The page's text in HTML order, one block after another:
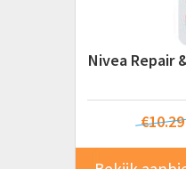
Nivea Repair
€10.29